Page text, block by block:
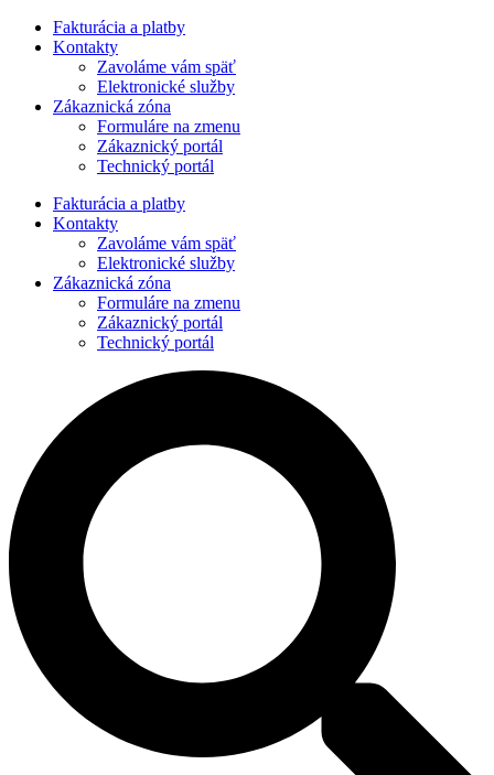
PreskočiťFakturácia a platby
Kontakty
Zavoláme vám späť
Elektronické služby
Zákaznická zóna
Formuláre na zmenu
Zákaznický portál
Technický portál
Fakturácia a platby
Kontakty
Zavoláme vám späť
Elektronické služby
Zákaznická zóna
Formuláre na zmenu
Zákaznický portál
Technický portál